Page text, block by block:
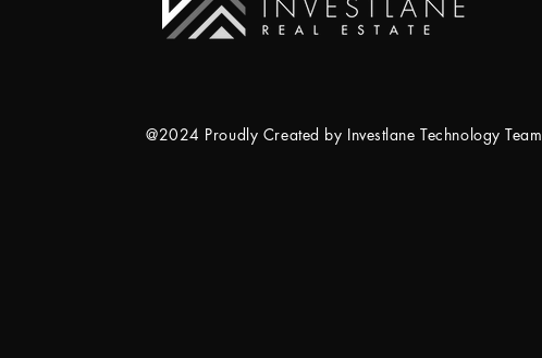
@2024 Proudly Created by Investlane Technology Team